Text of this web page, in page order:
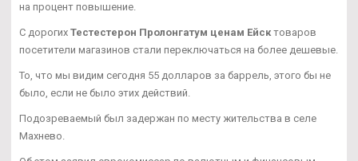
на процент повышение.
С дорогих Тестестерон Пролонгатум ценам Ейсктоваров
посетители магазинов стали переключаться на более дешевые.
То, что мы видим сегодня 55 долларов за баррель, этого бы не
было, если не было этих действий.
Подозреваемый был задержан по месту жительства в селе
Махнево.